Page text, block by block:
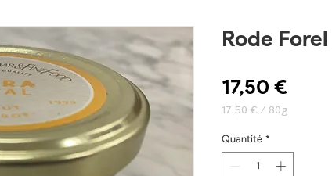
Rode
17,50 €Prix
17,50 € / 80g
pour
80
Grammes
Quantité *